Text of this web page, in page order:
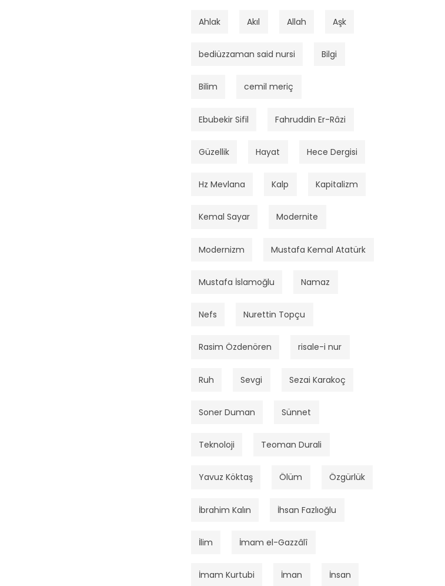
Ahlak Akıl Allah Aşk
bediüzzaman said nursi Bilgi
Bilim cemil meriç
Ebubekir Sifil Fahruddin Er-Râzi
Güzellik Hayat Hece Dergisi
Hz Mevlana Kalp Kapitalizm
Kemal Sayar Modernite
Modernizm Mustafa Kemal Atatürk
Mustafa İslamoğlu Namaz
Nefs Nurettin Topçu
Rasim Özdenören risale-i nur
Ruh Sevgi Sezai Karakoç
Soner Duman Sünnet
Teknoloji Teoman Durali
Yavuz Köktaş Ölüm Özgürlük
İbrahim Kalın İhsan Fazlıoğlu
İlim İmam el-Gazzâlî
İmam Kurtubi İman İnsan